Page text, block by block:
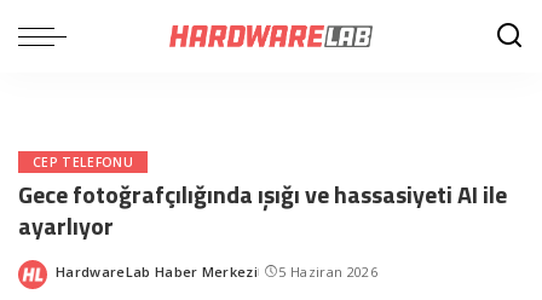
CEP TELEFONU
Gece fotoğrafçılığında ışığı ve hassasiyeti AI ile
ayarlıyor
Posted
HardwareLab Haber Merkezi 5 Haziran 2026